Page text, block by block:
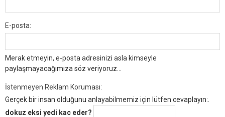
E-posta:
Merak etmeyin, e-posta adresinizi asla kimseyle
paylaşmayacağımıza söz veriyoruz...
İstenmeyen Reklam Koruması:
Gerçek bir insan olduğunu anlayabilmemiz için lütfen cevaplayın:.
dokuz eksi yedi kac eder?